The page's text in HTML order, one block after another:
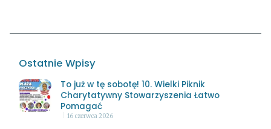
Ostatnie Wpisy
To już w tę sobotę! 10. Wielki Piknik
Charytatywny Stowarzyszenia Łatwo
Pomagać
16 czerwca 2026